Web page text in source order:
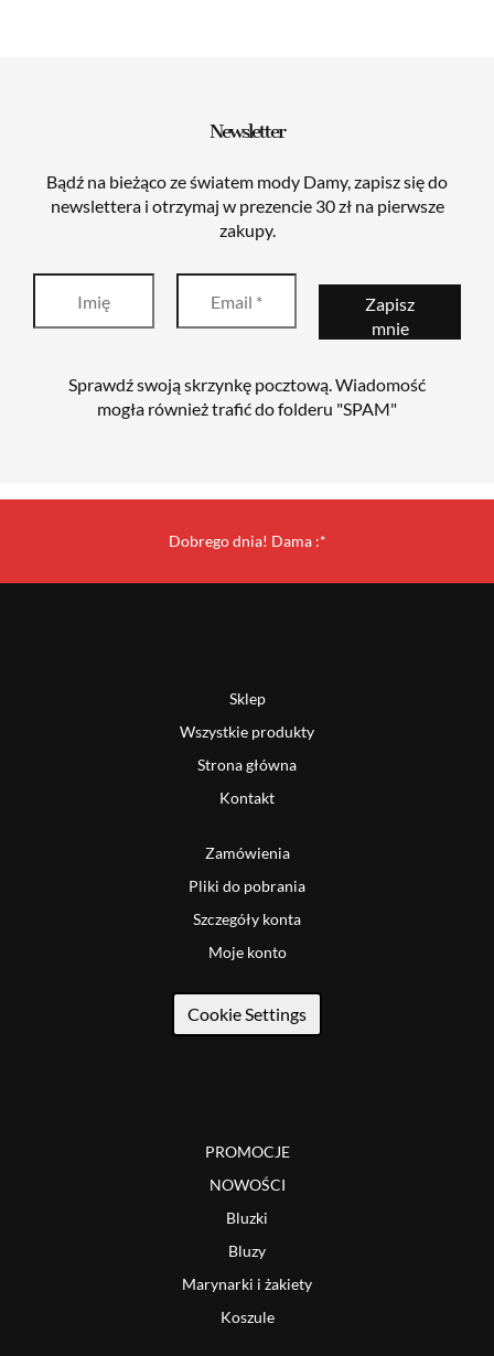
Newsletter
Bądź na bieżąco ze światem mody Damy, zapisz się do
newslettera i otrzymaj w prezencie 30 zł na pierwsze
zakupy.
Sprawdź swoją skrzynkę pocztową. Wiadomość
mogła również trafić do folderu "SPAM"
Dobrego dnia! Dama :*
Sklep
Wszystkie produkty
Strona główna
Kontakt
Zamówienia
Pliki do pobrania
Szczegóły konta
Moje konto
Cookie Settings
PROMOCJE
NOWOŚCI
Bluzki
Bluzy
Marynarki i żakiety
Koszule